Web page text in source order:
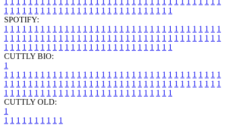
1 1 1 1 1 1 1 1 1 1 1 1 1 1 1 1 1 1 1 1 1 1 1 1 1 1 1 1
SPOTIFY:
1 1 1 1 1 1 1 1 1 1 1 1 1 1 1 1 1 1 1 1 1 1 1 1 1 1 1 1 1 1 1 1 1 1 1 1
1 1 1 1 1 1 1 1 1 1 1 1 1 1 1 1 1 1 1 1 1 1 1 1 1 1 1 1 1 1 1 1 1 1 1 1
1 1 1 1 1 1 1 1 1 1 1 1 1 1 1 1 1 1 1 1 1 1 1 1 1 1 1 1
CUTTLY BIO:
1
1 1 1 1 1 1 1 1 1 1 1 1 1 1 1 1 1 1 1 1 1 1 1 1 1 1 1 1 1 1 1 1 1 1 1 1
1 1 1 1 1 1 1 1 1 1 1 1 1 1 1 1 1 1 1 1 1 1 1 1 1 1 1 1 1 1 1 1 1 1 1 1
1 1 1 1 1 1 1 1 1 1 1 1 1 1 1 1 1 1 1 1 1 1 1 1 1 1 1 1
CUTTLY OLD:
1
1 1 1 1 1 1 1 1 1 1